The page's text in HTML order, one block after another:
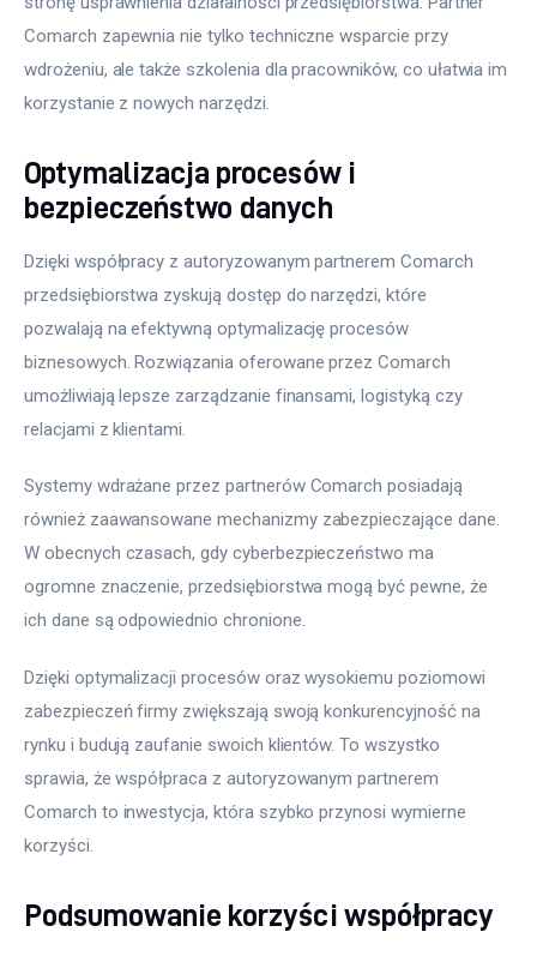
Comarch zapewnia nie tylko techniczne wsparcie przy
wdrożeniu, ale także szkolenia dla pracowników, co ułatwia im
korzystanie z nowych narzędzi.
Optymalizacja procesów i
bezpieczeństwo danych
Dzięki współpracy z autoryzowanym partnerem Comarch
przedsiębiorstwa zyskują dostęp do narzędzi, które
pozwalają na efektywną optymalizację procesów
biznesowych. Rozwiązania oferowane przez Comarch
umożliwiają lepsze zarządzanie finansami, logistyką czy
relacjami z klientami.
Systemy wdrażane przez partnerów Comarch posiadają
również zaawansowane mechanizmy zabezpieczające dane.
W obecnych czasach, gdy cyberbezpieczeństwo ma
ogromne znaczenie, przedsiębiorstwa mogą być pewne, że
ich dane są odpowiednio chronione.
Dzięki optymalizacji procesów oraz wysokiemu poziomowi
zabezpieczeń firmy zwiększają swoją konkurencyjność na
rynku i budują zaufanie swoich klientów. To wszystko
sprawia, że współpraca z autoryzowanym partnerem
Comarch to inwestycja, która szybko przynosi wymierne
korzyści.
Podsumowanie korzyści współpracy